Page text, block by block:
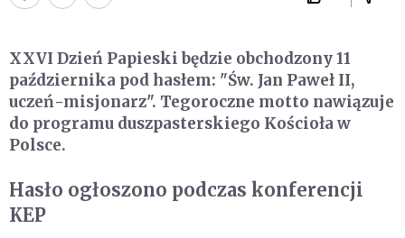
XXVI Dzień Papieski będzie obchodzony 11
października pod hasłem: "Św. Jan Paweł II,
uczeń-misjonarz". Tegoroczne motto nawiązuje
do programu duszpasterskiego Kościoła w
Polsce.
Hasło ogłoszono podczas konferencji
KEP